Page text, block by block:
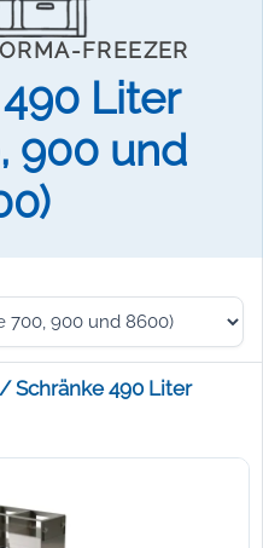
FREEZER
Liter
900 und
Schränke 490 Liter